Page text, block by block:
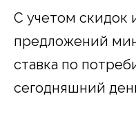
С учетом скидок
предложений
ставка по
сегодняшний